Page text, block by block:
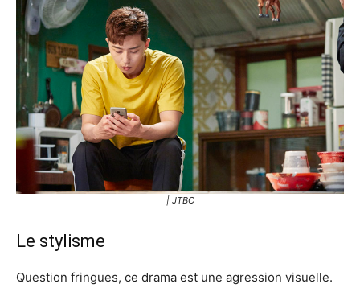
| JTBC
Le stylisme
Question fringues, ce drama est une agression visuelle.